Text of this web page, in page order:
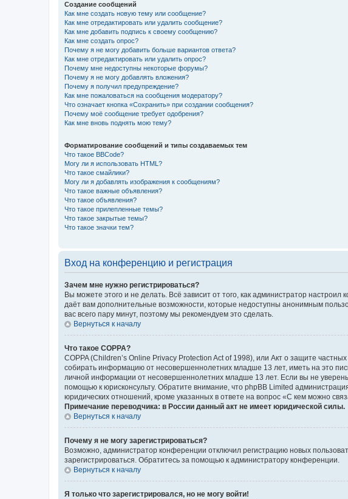
Создание сообщений
Как мне создать новую тему или сообщение?
Как мне отредактировать или удалить сообщение?
Как мне добавить подпись к своему сообщению?
Как мне создать опрос?
Почему я не могу добавить больше вариантов ответа?
Как мне отредактировать или удалить опрос?
Почему мне недоступны некоторые форумы?
Почему я не могу добавлять вложения?
Почему я получил предупреждение?
Как мне пожаловаться на сообщения модератору?
Что означает кнопка «Сохранить» при создании сообщения?
Почему моё сообщение требует одобрения?
Как мне вновь поднять мою тему?
Форматирование сообщений и типы создаваемых тем
Что такое BBCode?
Могу ли я использовать HTML?
Что такое смайлики?
Могу ли я добавлять изображения к сообщениям?
Что такое важные объявления?
Что такое объявления?
Что такое прилепленные темы?
Что такое закрытые темы?
Что такое значки тем?
Вход на конференцию и регистрация
Зачем мне нужно регистрироваться?
Вы можете этого и не делать. Всё зависит от того, как администратор
даёт вам дополнительные возможности, которые недоступны анонимным
вас всего пару минут, поэтому мы рекомендуем это сделать.
Вернуться к началу
Что такое COPPA?
COPPA (Children’s Online Privacy Protection Act of 1998), или Акт о защите
собирать информацию от несовершеннолетних младше 13 лет, иметь на это
личной информации от несовершеннолетних младше 13 лет. Если вы не
помощью к юрисконсульту. Обратите внимание, что phpBB Limited
юридических отношений, кроме указанных в ответе на вопрос «С кем можно
Примечание переводчика: в России данный акт не имеет юридической силы.
Вернуться к началу
Почему я не могу зарегистрироваться?
Возможно, администратор конференции отключил регистрацию новых
зарегистрироваться. Обратитесь за помощью к администратору конференции.
Вернуться к началу
Я только что зарегистрировался, но не могу войти!